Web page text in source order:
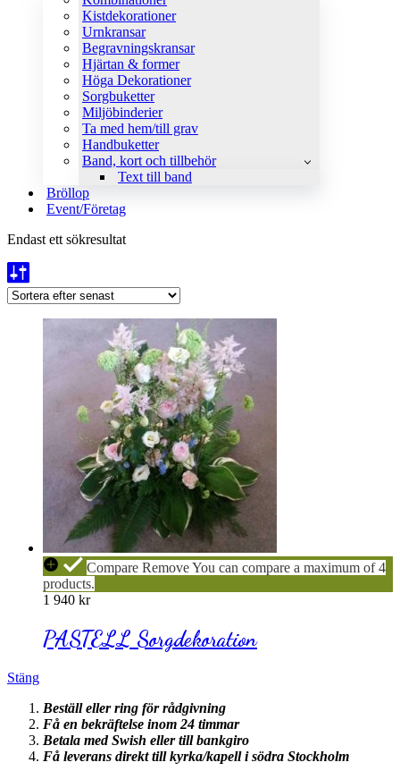
Kistdekorationer
Urnkransar
Begravningskransar
Hjärtan & former
Höga Dekorationer
Sorgbuketter
Miljöbinderier
Ta med hem/till grav
Handbuketter
Band, kort och tillbehör
Text till band
Bröllop
Event/Företag
Endast ett sökresultat
PASTELL
Sorgdekoration
CompareRemoveYou can compare a maximum of 4
products.
1 940 kr
PASTELL Sorgdekoration
Stäng
Beställ eller ring för rådgivning
Få en bekräftelse inom 24 timmar
Betala med Swish eller till bankgiro
Få leverans direkt till kyrka/kapell i södra Stockholm